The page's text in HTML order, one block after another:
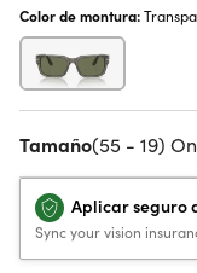
Color de montura:
Tamaño(55 - 19)
Aplicar seguro
Sync your vision